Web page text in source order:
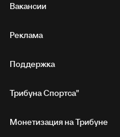
Вакансии
Реклама
Поддержка
Трибуна Спортса"
Монетизация на Трибуне